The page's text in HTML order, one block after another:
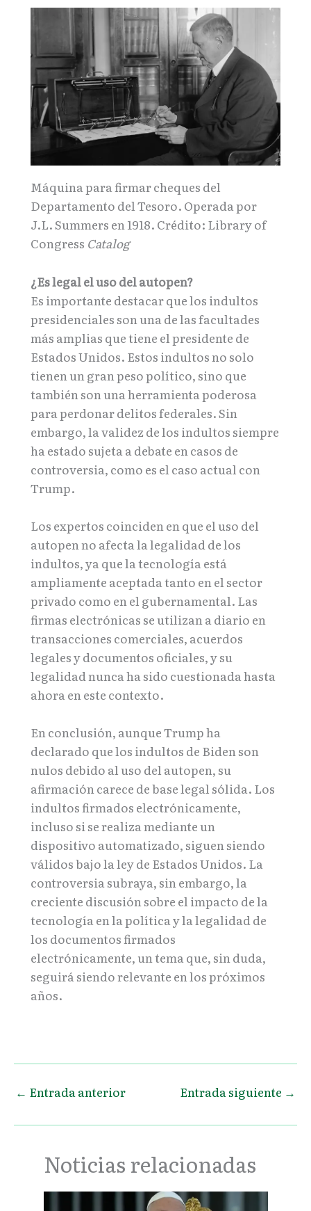
Máquina para firmar cheques del
Departamento del Tesoro. Operada por
J.L. Summers en 1918. Crédito: Library of
Congress Catalog
¿Es legal el uso del autopen?
Es importante destacar que los indultos
presidenciales son una de las facultades
más amplias que tiene el presidente de
Estados Unidos. Estos indultos no solo
tienen un gran peso político, sino que
también son una herramienta poderosa
para perdonar delitos federales. Sin
embargo, la validez de los indultos siempre
ha estado sujeta a debate en casos de
controversia, como es el caso actual con
Trump.
Los expertos coinciden en que el uso del
autopen no afecta la legalidad de los
indultos, ya que la tecnología está
ampliamente aceptada tanto en el sector
privado como en el gubernamental. Las
firmas electrónicas se utilizan a diario en
transacciones comerciales, acuerdos
legales y documentos oficiales, y su
legalidad nunca ha sido cuestionada hasta
ahora en este contexto.
En conclusión, aunque Trump ha
declarado que los indultos de Biden son
nulos debido al uso del autopen, su
afirmación carece de base legal sólida. Los
indultos firmados electrónicamente,
incluso si se realiza mediante un
dispositivo automatizado, siguen siendo
válidos bajo la ley de Estados Unidos. La
controversia subraya, sin embargo, la
creciente discusión sobre el impacto de la
tecnología en la política y la legalidad de
los documentos firmados
electrónicamente, un tema que, sin duda,
seguirá siendo relevante en los próximos
años.
← Entrada anterior Entrada siguiente →
Noticias relacionadas